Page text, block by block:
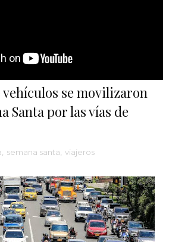
vehículos se movilizaron
Santa por las vías de
semana santa viajeros